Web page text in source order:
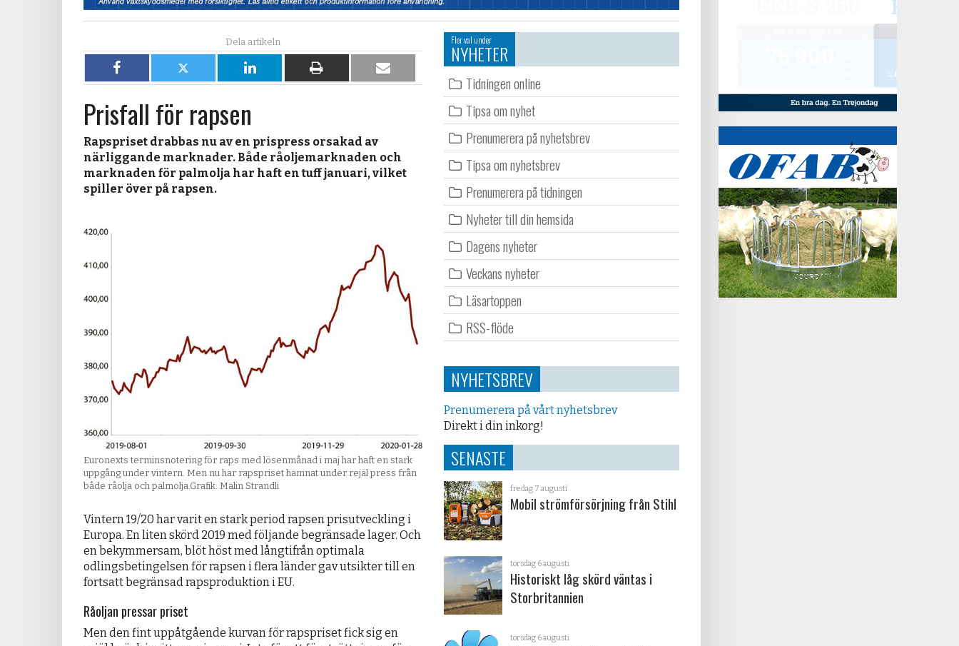
Dela
på
Facebook
Dela
på
X
Dela
på
Dela
på
Dela
per
Prisfall för rapsen
Rapspriset drabbas nu av en prispress orsakad av
närliggande marknader. Både råoljemarknaden och
marknaden för palmolja har haft en tuff januari, vilket
spiller över på rapsen.
Euronexts terminsnotering för raps med lösenmånad i maj har haft en stark
uppgång under vintern. Men nu har rapspriset hamnat under rejäl press från
både råolja och palmolja.Grafik: Malin Strandli
Vintern 19/20 har varit en stark period rapsen prisutveckling i
Europa. En liten skörd 2019 med följande begränsade lager. Och
en bekymmersam, blöt höst med långtifrån optimala
odlingsbetingelsen för rapsen i flera länder gav utsikter till en
fortsatt begränsad rapsproduktion i EU.
Råoljan pressar priset
Men den fint uppåtgående kurvan för rapspriset fick sig en
Fler val under
NYHETER
Tidningen online
Tipsa om nyhet
Prenumerera på nyhetsbrev
Tipsa om nyhetsbrev
Prenumerera på tidningen
Nyheter till din hemsida
Dagens nyheter
Veckans nyheter
Läsartoppen
RSS-flöde
NYHETSBREV
Prenumerera på vårt nyhetsbrev
Direkt i din inkorg!
SENASTE
fredag 7 augusti
Mobil strömförsörjning från Stihl
torsdag 6 augusti
Historiskt låg skörd väntas i
Storbritannien
torsdag 6 augusti